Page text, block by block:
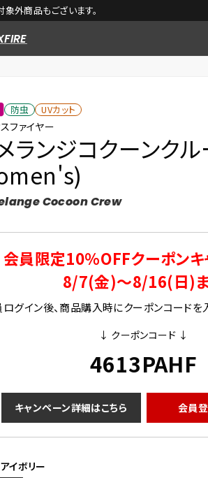
外商品もございます。
防虫 UVカット
ファイヤー
ランジコクーンクル
Cocoon Crew
会員限定10％OFFクーポンキ
8/7(金)～8/16(日)
グイン後、商品購入時にクーポンコードを
↓ クーポンコード ↓
4613PAHF
キャンペーン詳細はこちら 会員
イボリー